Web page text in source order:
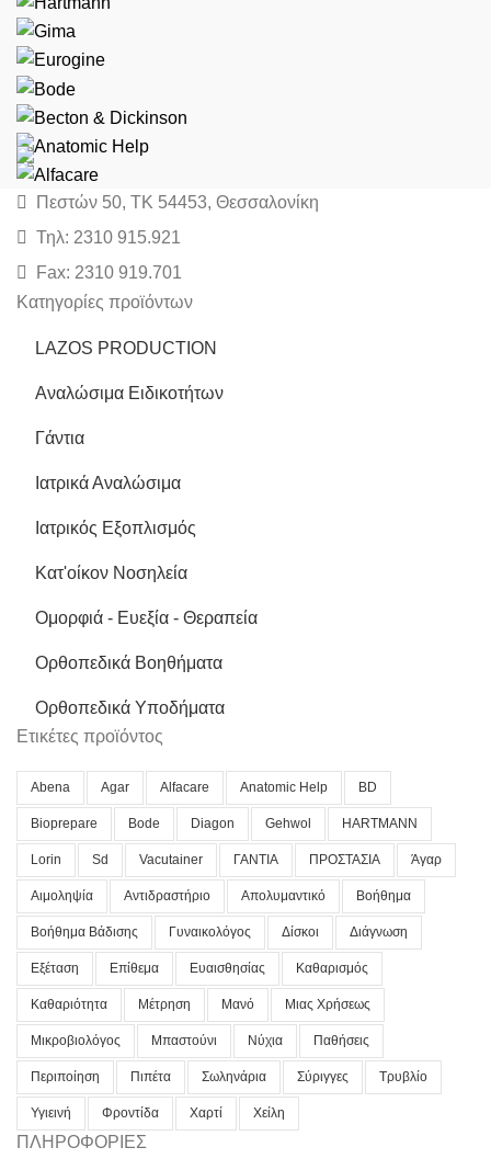
Πεστών 50, ΤΚ 54453, Θεσσαλονίκη
Τηλ: 2310 915.921
Fax: 2310 919.701
Κατηγορίες προϊόντων
LAZOS PRODUCTION
Αναλώσιμα Ειδικοτήτων
Γάντια
Ιατρικά Αναλώσιμα
Ιατρικός Εξοπλισμός
Κατ'οίκον Νοσηλεία
Ομορφιά - Ευεξία - Θεραπεία
Ορθοπεδικά Βοηθήματα
Ορθοπεδικά Υποδήματα
Ετικέτες προϊόντος
Abena Agar Alfacare Anatomic Help BD
Bioprepare Bode Diagon Gehwol HARTMANN
Lorin Sd Vacutainer ΓΑΝΤΙΑ ΠΡΟΣΤΑΣΙΑ Άγαρ
Αιμοληψία Αντιδραστήριο Απολυμαντικό Βοήθημα
Βοήθημα Βάδισης Γυναικολόγος Δίσκοι Διάγνωση
Εξέταση Επίθεμα Ευαισθησίας Καθαρισμός
Καθαριότητα Μέτρηση Μανό Μιας Χρήσεως
Μικροβιολόγος Μπαστούνι Νύχια Παθήσεις
Περιποίηση Πιπέτα Σωληνάρια Σύριγγες Τρυβλίο
Υγιεινή Φροντίδα Χαρτί Χείλη
ΠΛΗΡΟΦΟΡΙΕΣ